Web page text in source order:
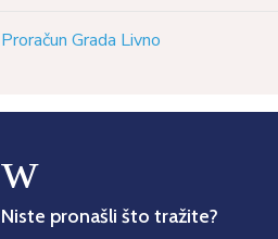
Proračun Grada Livno
w
Niste pronašli što tražite?